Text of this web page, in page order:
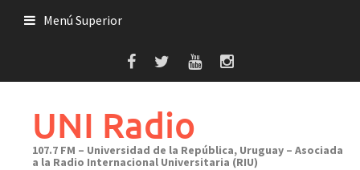
Menú Superior
UNI Radio
107.7 FM – Universidad de la República, Uruguay – Asociada
a la Radio Internacional Universitaria (RIU)